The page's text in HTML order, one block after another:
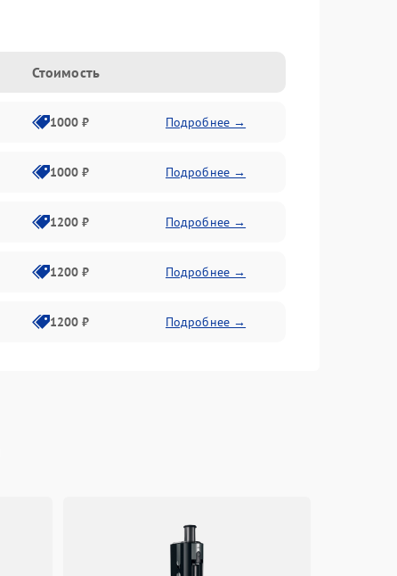
Стоимость
1000 ₽ Подробнее →
1000 ₽ Подробнее →
1200 ₽ Подробнее →
1200 ₽ Подробнее →
1200 ₽ Подробнее →